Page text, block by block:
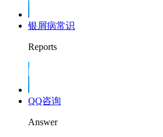
银屑病常识
Reports
QQ咨询
Answer